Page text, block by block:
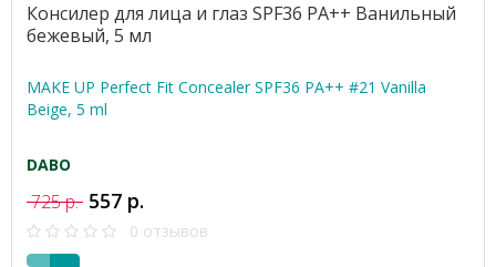
Консилер для лица и глаз SPF36 PA++ Ванильный
бежевый, 5 мл
MAKE UP Perfect Fit Concealer SPF36 PA++ #21 Vanilla
Beige, 5 ml
DABO
725 р. 557 р.
0 отзывов